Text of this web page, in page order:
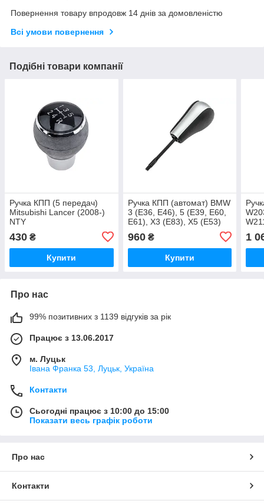
Повернення товару впродовж 14 днів за домовленістю
Всі умови повернення
Подібні товари компанії
Ручка КПП (5 передач)
Mitsubishi Lancer (2008-)
NTY
430 ₴
Купити
Ручка КПП (автомат) BMW
3 (E36, E46), 5 (E39, E60,
E61), X3 (E83), X5 (E53)
960₴
Купити
1
Про нас
99% позитивних з 1139 відгуків за рік
Працює з 13.06.2017
м. Луцьк
Івана Франка 53, Луцьк, Україна
Контакти
Сьогодні працює з 10:00 до 15:00
Показати весь графік роботи
Про нас
Контакти